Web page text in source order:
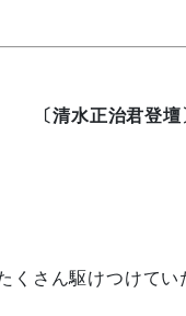
〔清水正治君登壇
さん駆けつけてい